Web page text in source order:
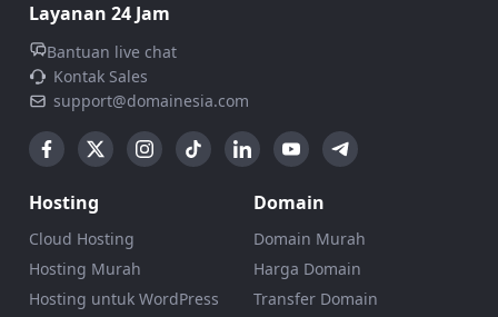
Layanan 24 Jam
Bantuan live chat
Kontak Sales
support@domainesia.com
Hosting
Cloud Hosting
Hosting Murah
Hosting untuk WordPress
Domain
Domain Murah
Harga Domain
Transfer Domain